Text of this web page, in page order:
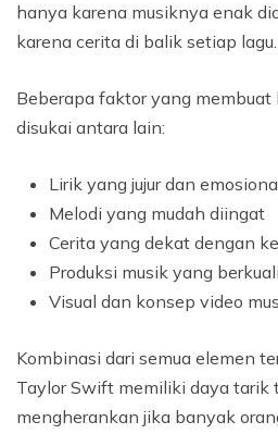
hanya karena musiknya enak
karena cerita di balik setiap lagu.
Beberapa faktor yang
disukai antara lain:
Lirik yang jujur ​​dan
Melodi yang mudah diingat
Cerita yang dekat dengan
Produksi musik yang
Visual dan konsep video
Kombinasi dari semua elemen
Taylor Swift memiliki daya tarik
mengherankan jika banyak